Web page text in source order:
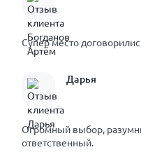
Супер место
Дарья
Огромный выбор,
ответственный.